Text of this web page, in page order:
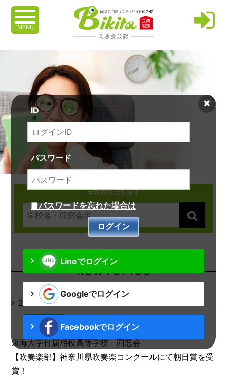
MENU
ID
パスワード
■パスワードを忘れた場合は
Lineでログイン
Googleでログイン
Facebookでログイン
母校同窓会を探す
N E W T O P I C S
2026.08.10
お知らせ
東海大学付属相模高等学校 同窓会
【吹奏楽部】神奈川県吹奏楽コンクールにて朝日賞を受
賞！